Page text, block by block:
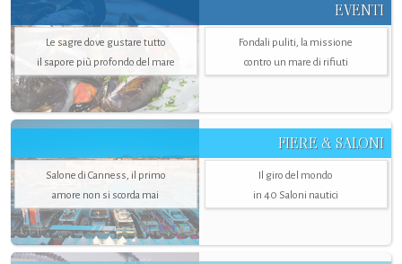
EVENTI
Le sagre dove gustare tutto
il sapore più profondo del mare
Fondali puliti, la missione
contro un mare di rifiuti
FIERE & SALONI
Salone di Canness, il primo
amore non si scorda mai
Il giro del mondo
in 40 Saloni nautici